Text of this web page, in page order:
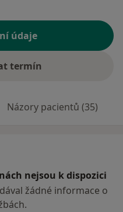
údaje
termín
Názory pacientů (35)
nejsou k dispozici
žádné informace o